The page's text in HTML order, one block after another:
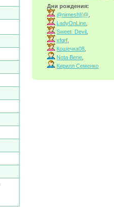
Дни рождения:
@nimesh|{@
LadyOnLine
Sweet_Devil
xfqrf
Кошечка08
Nota Bene
Кирилл Семенко